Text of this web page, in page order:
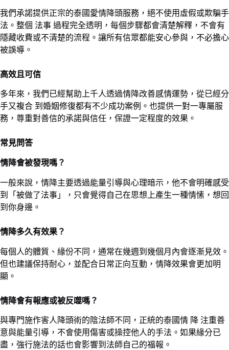
我們承諾提供正宗的泰國愛情降頭服務，絕不使用虛假或欺騙手
法。整個 法事 過程完全透明，每個步驟都會清楚解釋，不會有
隱藏收費或不清楚的流程。讓所有信眾都能安心參與，不必擔心
被誤導。
高效且可信
多年來，我們已經幫助上千人透過情降改善感情運勢，從已經分
手又複合 到婚姻修復都有不少成功案例。也提供一對一專屬服
務，尊重對善信的承諾與信任，保證一定程度的效果。
常見問答
情降會被發現嗎？
一般來說，情降主要透過能量引導與心理暗示，他不會明確感受
到「被做了法事」，只會覺得自己在思想上產生一種情愫，想回
到你身邊。
情降多久有效果？
每個人的體質、緣份不同，通常在幾週到幾個月內會逐漸見效。
但也建議保持耐心，並配合日常正向互動，情降效果會更加明
顯。
情降會有報應或被反噬嗎？
與專門施作害人降頭術的陰法師不同，正統的泰國情 降 注重善
意與能量引導，不會使用傷害或操控他人的手法。如果緣分已
盡，強行施法的話也會影響到法師自己的福報。